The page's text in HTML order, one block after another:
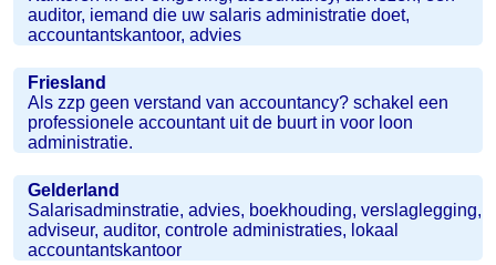
auditor, iemand die uw salaris administratie doet,
accountantskantoor, advies
Friesland
Als zzp geen verstand van accountancy? schakel een
professionele accountant uit de buurt in voor loon
administratie.
Gelderland
Salarisadminstratie, advies, boekhouding, verslaglegging,
adviseur, auditor, controle administraties, lokaal
accountantskantoor